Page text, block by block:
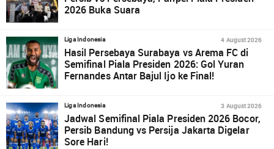
2026 Buka Suara
Liga Indonesia 4 August 2026
Hasil Persebaya Surabaya vs Arema FC di
Semifinal Piala Presiden 2026: Gol Yuran
Fernandes Antar Bajul Ijo ke Final!
Liga Indonesia 3 August 2026
Jadwal Semifinal Piala Presiden 2026 Bocor,
Persib Bandung vs Persija Jakarta Digelar
Sore Hari!